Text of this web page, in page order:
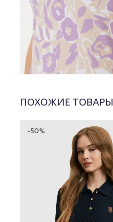
ПОХОЖИЕ ТОВАРЫ
-50%